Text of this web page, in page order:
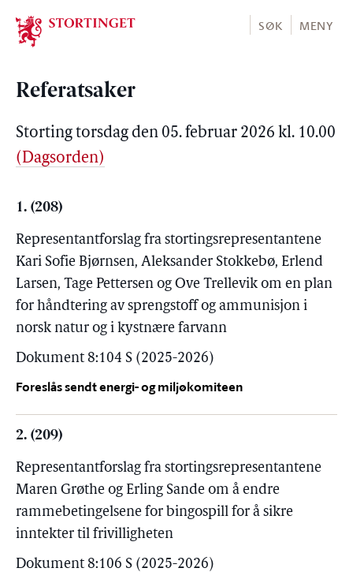
Stortinget.no
SØK MENY
Referatsaker
Storting torsdag den 05. februar 2026 kl. 10.00
(Dagsorden)
1. (208)
Representantforslag fra stortingsrepresentantene
Kari Sofie Bjørnsen, Aleksander Stokkebø, Erlend
Larsen, Tage Pettersen og Ove Trellevik om en plan
for håndtering av sprengstoff og ammunisjon i
norsk natur og i kystnære farvann
Dokument 8:104 S (2025-2026)
Foreslås sendt energi- og miljøkomiteen
2. (209)
Representantforslag fra stortingsrepresentantene
Maren Grøthe og Erling Sande om å endre
rammebetingelsene for bingospill for å sikre
inntekter til frivilligheten
Dokument 8:106 S (2025-2026)